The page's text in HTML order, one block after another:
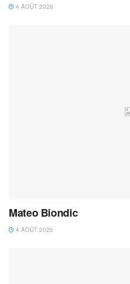
4 AOÛT 2026
Mateo Biondic
4 AOÛT 2026